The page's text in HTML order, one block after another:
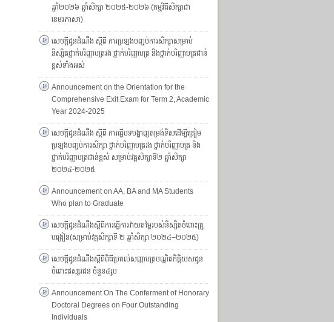
ឆ្នាំ២០២៦ ឆ្នាំសិក្សា ២០២៥-២០២៦ (កម្មវិធីសិក្សាជា
ខេមរភាសា)
សេចក្តីជូនដំណឹង ស្តីពី ការប្រឡងបញ្ចប់ការសិក្សាសម្រាប់
និស្សិតថ្នាក់បរិញ្ញាបត្ររង ថ្នាក់បរិញ្ញាបត្រ និងថ្នាក់បរិញ្ញាបត្រជាន់
ខ្ពស់ទាំងអស់
Announcement on the Orientation for the
Comprehensive Exit Exam for Term 2, Academic
Year 2024-2025
សេចក្តីជូនដំណឹង ស្តីពី ការធ្វើបទបង្ហាញតម្រង់ទិសដើម្បីត្រៀម
ប្រឡងបញ្ចប់ការសិក្សា ថ្នាក់បរិញ្ញាបត្ររង ថ្នាក់បរិញ្ញាបត្រ និង
ថ្នាក់បរិញ្ញាបត្រជាន់ខ្ពស់ សម្រាប់វគ្គសិក្សាទី២ ឆ្នាំសិក្សា
២០២៤-២០២៥
Announcement on AA, BA and MA Students
Who plan to Graduate
សេចក្តីជូនដំណឹងស្តីពីការធ្វើការវាយតម្លៃរបស់និស្សិតចំពោះគ្រូ
បង្រៀន(សម្រាប់វគ្គសិក្សាទី ២ ឆ្នាំសិក្សា ២០២៤–២០២៥)
សេចក្តីជូនដំណឹងស្ដីពីពិធីប្រគល់សញ្ញាបត្របណ្ឌិតកិត្តិយសជូន
ចំពោះឥស្សរជន ចំនួន៤រូប
Announcement On The Conferment of Honorary
Doctoral Degrees on Four Outstanding
Individuals